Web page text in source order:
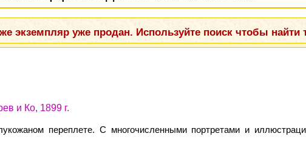
экземпляр уже продан. Используйте поиск чтобы найти
и Ко, 1899 г.
переплете. С многочисленными портретами и